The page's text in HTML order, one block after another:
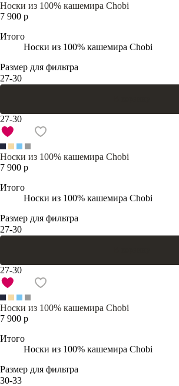
Носки из 100% кашемира Chobi
7 900 р
Итого
Носки из 100% кашемира Chobi
Размер для фильтра
27-30
27-30
Носки из 100% кашемира Chobi
7 900 р
Итого
Носки из 100% кашемира Chobi
Размер для фильтра
27-30
27-30
Носки из 100% кашемира Chobi
7 900 р
Итого
Носки из 100% кашемира Chobi
Размер для фильтра
30-33